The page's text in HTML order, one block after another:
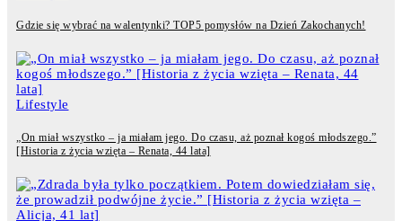
Gdzie się wybrać na walentynki? TOP5 pomysłów na Dzień Zakochanych!
Lifestyle
„On miał wszystko – ja miałam jego. Do czasu, aż poznał kogoś młodszego.”
[Historia z życia wzięta – Renata, 44 lata]